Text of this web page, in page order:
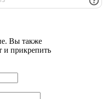
Вы также
и прикрепить